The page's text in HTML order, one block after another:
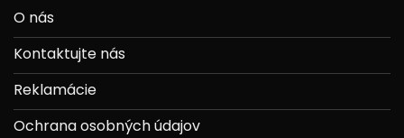
O nás
Kontaktujte nás
Reklamácie
Ochrana osobných údajov